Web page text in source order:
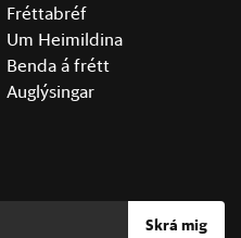
Fréttabréf
Um Heimildina
Benda á frétt
Auglýsingar
Skrá mig